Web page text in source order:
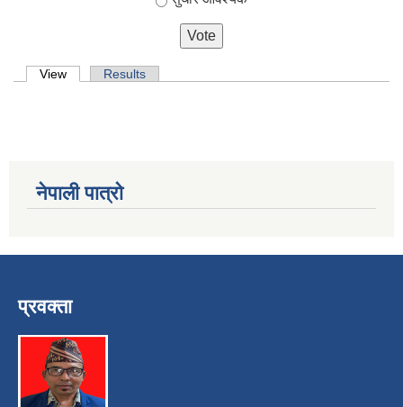
Primary tabs
View (active tab)
Results
नेपाली पात्रो
प्रवक्ता